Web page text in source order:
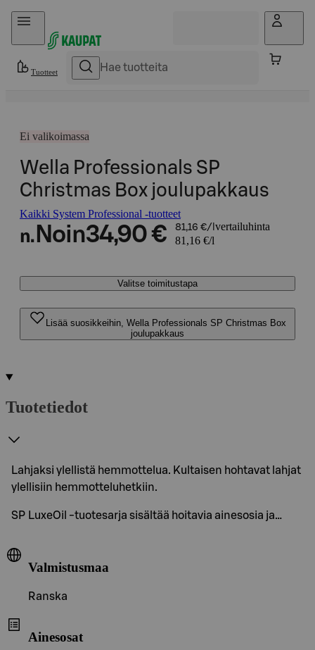
Hyppää sisältöön
Tuotteet
Ei valikoimassa
Wella Professionals SP
Christmas Box joulupakkaus
Kaikki System Professional -tuotteet
n. Noin34,90 € 81,16 €/l vertailuhinta
81,16 €/l
Valitse toimitustapa
Lisää suosikkeihin, Wella Professionals SP Christmas Box
joulupakkaus
Tuotetiedot
Lahjaksi ylellistä hemmottelua. Kultaisen hohtavat lahjat
ylellisiin hemmotteluhetkiin.
SP LuxeOil -tuotesarja sisältää hoitavia ainesosia ja…
Valmistusmaa
Ranska
Ainesosat